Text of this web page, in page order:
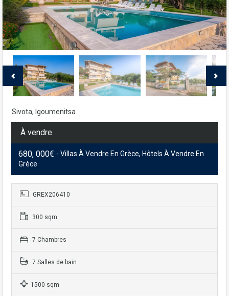
Sivota, Igoumenitsa
À vendre
680, 000€ - Villas À Vendre En Grèce, Hôtels À Vendre En
Grèce
GREX206410
300 sqm
7 Chambres
7 Salles de bain
1500 sqm